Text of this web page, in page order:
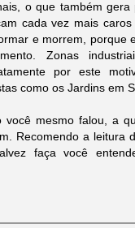
o que também gera
cada vez mais
e morrem, porque
Zonas
por este
como os Jardins em
você mesmo falou, a
Recomendo a leitura
faça você